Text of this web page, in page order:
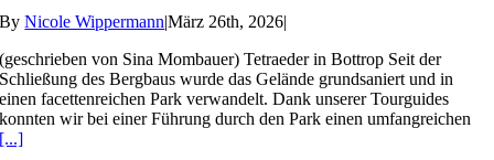
ByNicole Wippermann|März 26th, 2026|
(geschrieben von Sina Mombauer) Tetraeder in Bottrop Seit der
Schließung des Bergbaus wurde das Gelände grundsaniert und in
einen facettenreichen Park verwandelt. Dank unserer Tourguides
konnten wir bei einer Führung durch den Park einen umfangreichen
[...]